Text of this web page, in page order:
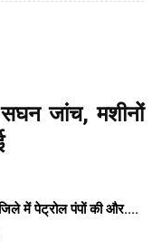
जांच, मशीनों
में पेट्रोल पंपों की और....